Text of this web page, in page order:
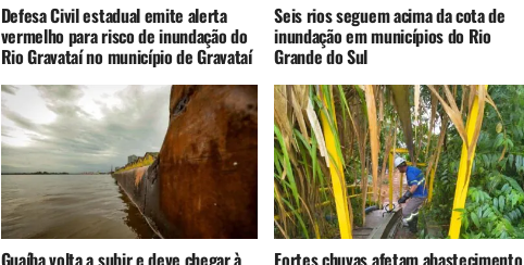
Defesa Civil estadual emite alerta
vermelho para risco de inundação do
Rio Gravataí no município de Gravataí
Seis rios seguem acima da cota de
inundação em municípios do Rio
Grande do Sul
Guaíba volta a subir e deve chegar à Fortes chuvas afetam abastecimento